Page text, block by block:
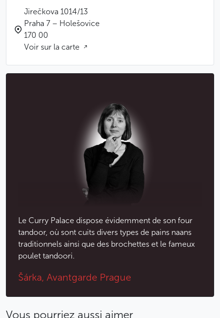
Jirečkova 1014/13
Praha 7 – Holešovice
170 00
Voir sur la carte
Le Curry Palace dispose évidemment de son four
tandoor, où sont cuits divers types de pains naans
traditionnels ainsi que des brochettes et le fameux
poulet tandoori.
Šárka, Avantgarde Prague
Vous pourriez aussi aimer